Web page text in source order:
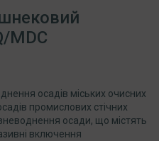
MDC
осадів міських очисних
промислових стічних
осади, що містять
включення